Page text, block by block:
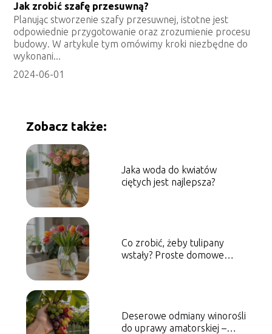
Jak zrobić szafę przesuwną?
Planując stworzenie szafy przesuwnej, istotne jest
odpowiednie przygotowanie oraz zrozumienie procesu
budowy. W artykule tym omówimy kroki niezbędne do
wykonani...
2024-06-01
Zobacz także:
Jaka woda do kwiatów
ciętych jest najlepsza?
Co zrobić, żeby tulipany
wstały? Proste domowe
Deserowe odmiany winorośli
do uprawy amatorskiej –